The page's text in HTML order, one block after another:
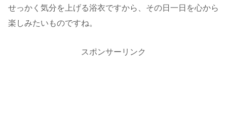
せっかく気分を上げる浴衣ですから、その日一日を心から
楽しみたいものですね。
スポンサーリンク